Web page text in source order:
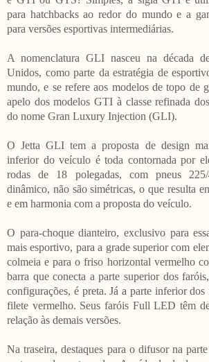
para hatchbacks ao redor do mundo e a
para versões esportivas intermediárias.
A nomenclatura GLI nasceu na década
Unidos, como parte da estratégia de
mundo, e se refere aos modelos de topo de
apelo dos modelos GTI à classe refinada
do nome Gran Luxury Injection (GLI).
O Jetta GLI tem a proposta de design
inferior do veículo é toda contornada por
rodas de 18 polegadas, com pneus
dinâmico, não são simétricas, o que resulta
e em harmonia com a proposta do veículo.
O para-choque dianteiro, exclusivo para
mais esportivo, para a grade superior com
colmeia e para o friso horizontal vermelho
barra que conecta a parte superior dos
configurações, é preta. Já a parte inferior
filete vermelho. Seus faróis Full LED têm
relação às demais versões.
Na traseira, destaques para o difusor na